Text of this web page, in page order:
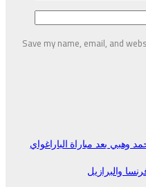
Save my name, email,
مباراة الباراغواي